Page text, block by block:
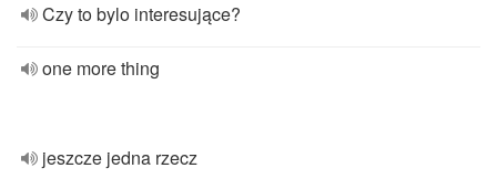
Czy to bylo interesujące?
one more thing
jeszcze jedna rzecz